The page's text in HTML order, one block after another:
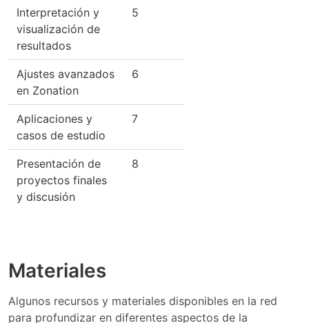
Interpretación y
visualización de
resultados
5
Ajustes avanzados
en Zonation
6
Aplicaciones y
casos de estudio
7
Presentación de
proyectos finales
y discusión
8
Materiales
Algunos recursos y materiales disponibles en la red
para profundizar en diferentes aspectos de la